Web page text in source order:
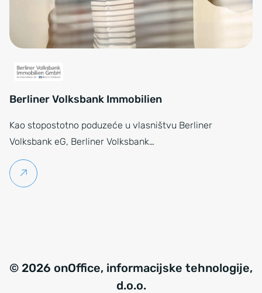
Berliner Volksbank Immobilien
Kao stopostotno poduzeće u vlasništvu Berliner
Volksbank eG, Berliner Volksbank…
Pročitaj više
© 2026 onOffice, informacijske tehnologije,
d.o.o.